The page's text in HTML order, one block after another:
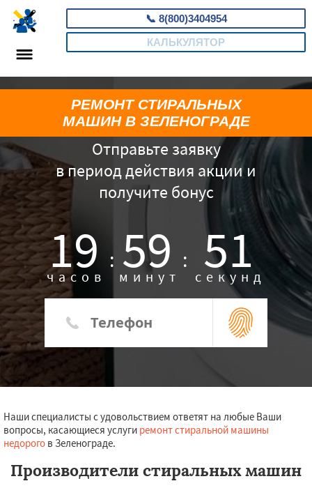
📞 8(800)3404954
КАЛЬКУЛЯТОР
Отправьте заявку
в период действия акции и
получите бонус
19 :
часов 59 :
минут 50
секунд
РЕМОНТ СТИРАЛЬНЫХ
МАШИН В ЗЕЛЕНОГРАДЕ
Наши специалисты с удовольствием ответят на любые Ваши
вопросы, касающиеся услуги ремонт стиральной машины
недорого в Зеленограде.
Производители стиральных машин